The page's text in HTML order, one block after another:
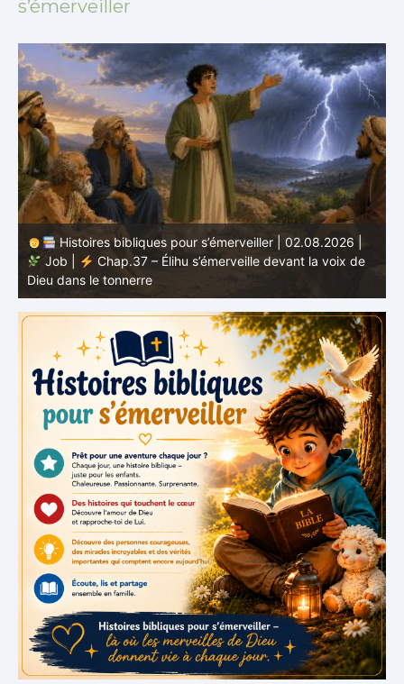
s’émerveiller
Histoires bibliques pour s’émerveiller | 01.08.2026 |
Job |
Chap.36 – Élihu continue de parler de la
grandeur de Dieu